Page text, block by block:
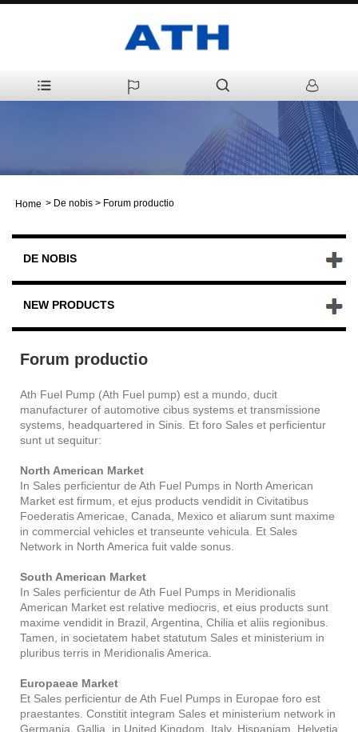
Home > De nobis > Forum productio
DE NOBIS
NEW PRODUCTS
Forum productio
Ath Fuel Pump (Ath Fuel pump) est a mundo, ducit
manufacturer of automotive cibus systems et transmissione
systems, headquartered in Sinis. Et foro Sales et perficientur
sunt ut sequitur:
North American Market
In Sales perficientur de Ath Fuel Pumps in North American
Market est firmum, et ejus products vendidit in Civitatibus
Foederatis Americae, Canada, Mexico et aliarum sunt maxime
in commercial vehicles et transeunte vehicula. Et Sales
Network in North America fuit valde sonus.
South American Market
In Sales perficientur de Ath Fuel Pumps in Meridionalis
American Market est relative mediocris, et eius products sunt
maxime vendidit in Brazil, Argentina, Chilia et aliis regionibus.
Tamen, in societatem habet statutum Sales et ministerium in
pluribus terris in Meridionalis America.
Europaeae Market
Et Sales perficientur de Ath Fuel Pumps in Europae foro est
praestantes. Constitit integram Sales et ministerium network in
Germania, Gallia, in United Kingdom, Italy, Hispaniam, Helvetia